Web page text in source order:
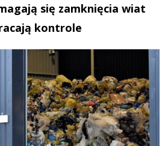
się zamknięcia wiat
kontrole